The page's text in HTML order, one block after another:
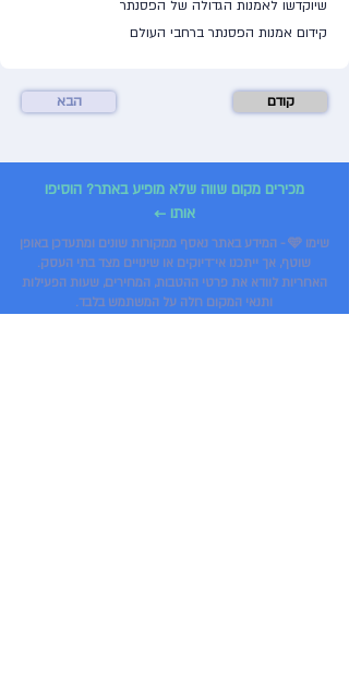
שיוקדשו לאמנות הגדולה של הפסנתר
קידום אמנות הפסנתר ברחבי העולם
הבא קודם
מכירים מקום שווה שלא מופיע באתר? הוסיפו
אותו ←
שימו 🩵 - המידע באתר נאסף ממקורות שונים ומתעדכן באופן
שוטף, אך ייתכנו אי־דיוקים או שינויים מצד בתי העסק.
האחריות לוודא את פרטי ההטבות, המחירים, שעות הפעילות
ותנאי המקום חלה על המשתמש בלבד.